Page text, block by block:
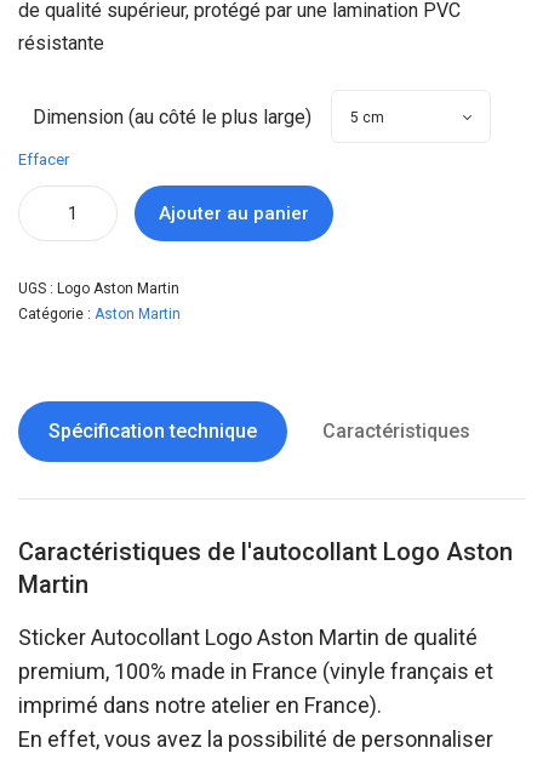
de qualité supérieur, protégé par une lamination PVC
résistante
Dimension (au côté le plus large)
Effacer
Ajouter au panier
UGS : Logo Aston Martin
Catégorie : Aston Martin
Spécification technique Caractéristiques
Caractéristiques de l'autocollant Logo Aston
Martin
Sticker Autocollant Logo Aston Martin de qualité
premium, 100% made in France (vinyle français et
imprimé dans notre atelier en France).
En effet, vous avez la possibilité de personnaliser